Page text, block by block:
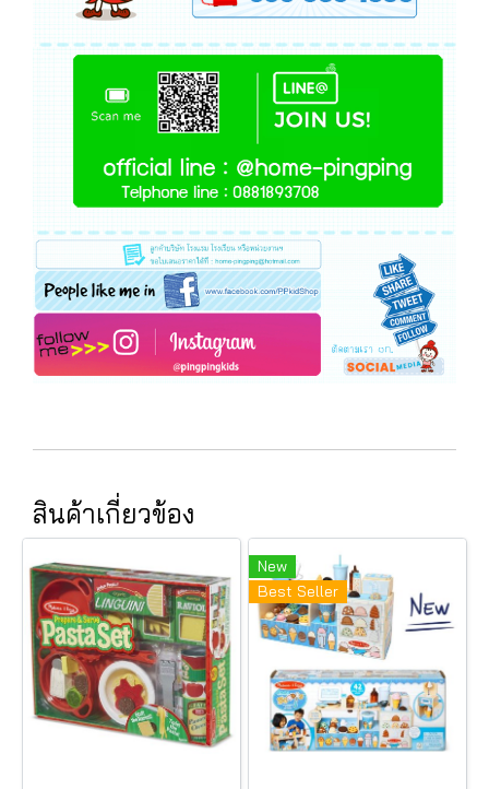
สินค้าเกี่ยวข้อง
New
Best Seller